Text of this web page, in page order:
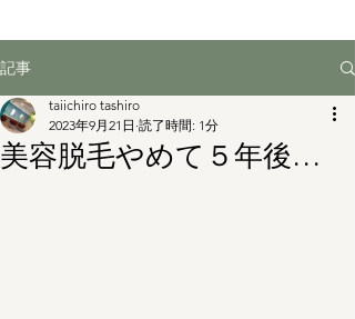
記事
美容脱毛やめて５年後…
taiichiro tashiro
2023年9月21日 読了時間: 1分